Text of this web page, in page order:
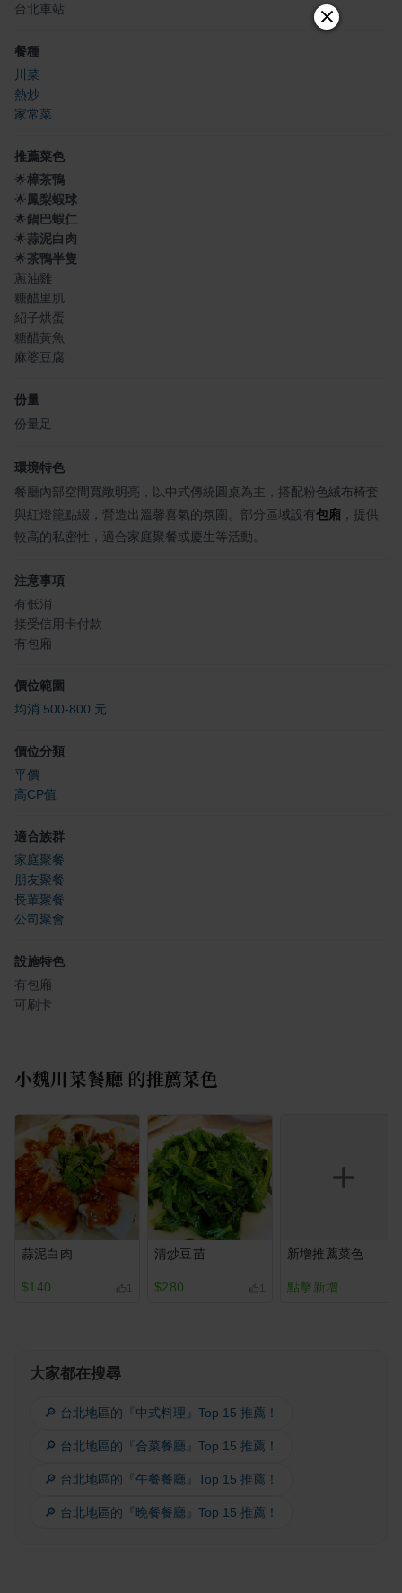
台北車站
餐種
川菜
熱炒
家常菜
推薦菜色
🌟樟茶鴨
🌟 鳳梨蝦球
🌟鍋巴蝦仁
🌟蒜泥白肉
🌟茶鴨半隻
蔥油雞
糖醋里肌
紹子烘蛋
糖醋黃魚
麻婆豆腐
份量
份量足
環境特色
餐廳內部空間寬敞明亮，以中式傳統圓桌為主，搭配粉色絨布椅套
與紅燈籠點綴，營造出溫馨喜氣的氛圍。部分區域設有包廂 ，提供
較高的私密性，適合家庭聚餐或慶生等活動。
注意事項
有低消
接受信用卡付款
有包廂
價位範圍
均消 500-800 元
價位分類
平價
高CP值
適合族群
家庭聚餐
朋友聚餐
長輩聚餐
公司聚會
設施特色
有包廂
可刷卡
小魏川菜餐廳 的推薦菜色
蒜泥白肉
$140 1
清炒豆苗
$280 1
新增推薦菜色
點擊新增
大家都在搜尋
🔎 台北地區的『中式料理』Top 15 推薦！
🔎 台北地區的『合菜餐廳』Top 15 推薦！
🔎 台北地區的『午餐餐廳』Top 15 推薦！
🔎 台北地區的『晚餐餐廳』Top 15 推薦！